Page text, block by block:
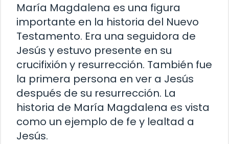
María Magdalena es una figura
importante en la historia del Nuevo
Testamento. Era una seguidora de
Jesús y estuvo presente en su
crucifixión y resurrección. También fue
la primera persona en ver a Jesús
después de su resurrección. La
historia de María Magdalena es vista
como un ejemplo de fe y lealtad a
Jesús.